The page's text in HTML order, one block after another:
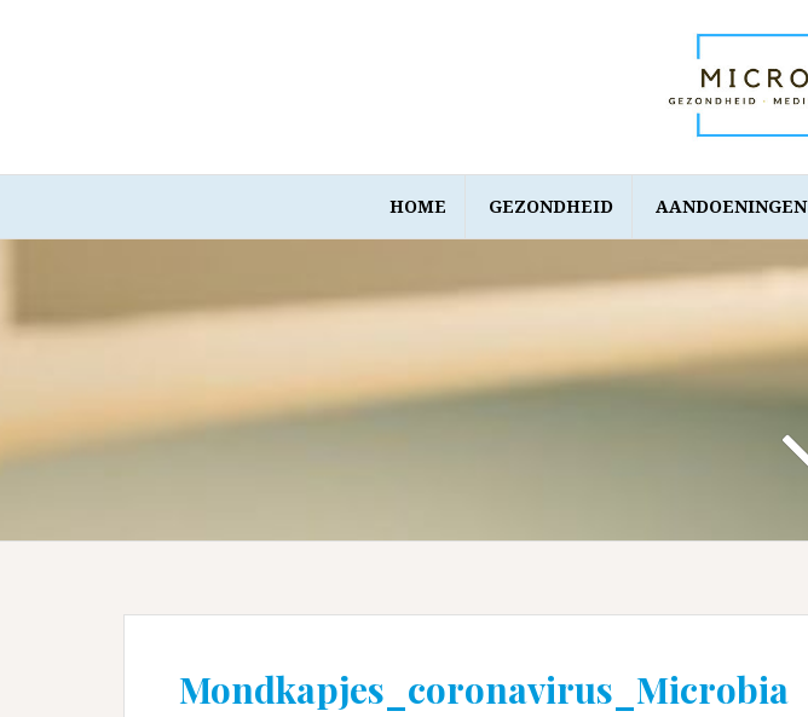
HOME GEZONDHEID AANDOENINGEN
Mondkapjes_coronavirus_Microbia